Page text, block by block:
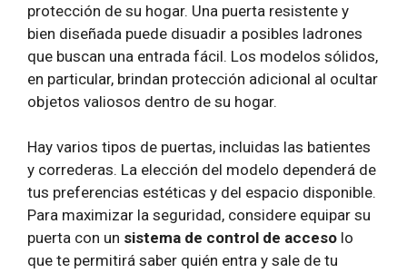
protección de su hogar. Una puerta resistente y
bien diseñada puede disuadir a posibles ladrones
que buscan una entrada fácil. Los modelos sólidos,
en particular, brindan protección adicional al ocultar
objetos valiosos dentro de su hogar.
Hay varios tipos de puertas, incluidas las batientes
y correderas. La elección del modelo dependerá de
tus preferencias estéticas y del espacio disponible.
Para maximizar la seguridad, considere equipar su
puerta con un sistema de control de acceso lo
que te permitirá saber quién entra y sale de tu